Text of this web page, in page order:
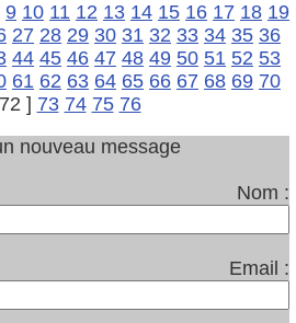
9 10 11 12 13 14 15 16 17 18 19
27 28 29 30 31 32 33 34 35 36
44 45 46 47 48 49 50 51 52 53
61 62 63 64 65 66 67 68 69 70
] 73 74 75 76
nouveau message
Nom :
Email :